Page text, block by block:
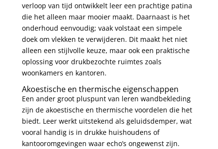
verloop van tijd ontwikkelt leer een prachtige patina
die het alleen maar mooier maakt. Daarnaast is het
onderhoud eenvoudig; vaak volstaat een simpele
doek om vlekken te verwijderen. Dit maakt het niet
alleen een stijlvolle keuze, maar ook een praktische
oplossing voor drukbezochte ruimtes zoals
woonkamers en kantoren.
Akoestische en thermische eigenschappen
Een ander groot pluspunt van leren wandbekleding
zijn de akoestische en thermische voordelen die het
biedt. Leer werkt uitstekend als geluidsdemper, wat
vooral handig is in drukke huishoudens of
kantooromgevingen waar echo’s ongewenst zijn.